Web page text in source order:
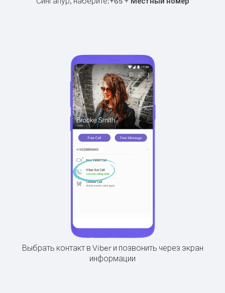
Выбрать контакт в Viber и позвонить через экран
информации